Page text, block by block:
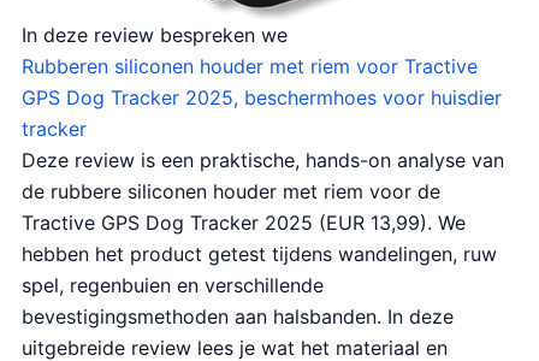
In deze review bespreken we
Rubberen siliconen houder met riem voor Tractive
GPS Dog Tracker 2025, beschermhoes voor huisdier
tracker
Deze review is een praktische, hands-on analyse van
de rubbere siliconen houder met riem voor de
Tractive GPS Dog Tracker 2025 (EUR 13,99). We
hebben het product getest tijdens wandelingen, ruw
spel, regenbuien en verschillende
bevestigingsmethoden aan halsbanden. In deze
uitgebreide review lees je wat het materiaal en